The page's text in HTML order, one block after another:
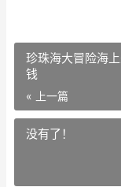
珍珠海大冒险海
钱
« 上一篇
没有了！